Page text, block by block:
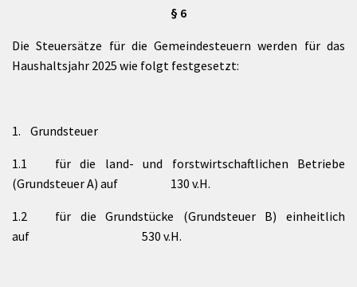
§ 6
Die Steuersätze für die Gemeindesteuern werden für das
Haushaltsjahr 2025 wie folgt festgesetzt:
1. Grundsteuer
1.1 für die land- und forstwirtschaftlichen Betriebe
(Grundsteuer A) auf 130 v.H.
1.2 für die Grundstücke (Grundsteuer B) einheitlich
auf 530 v.H.